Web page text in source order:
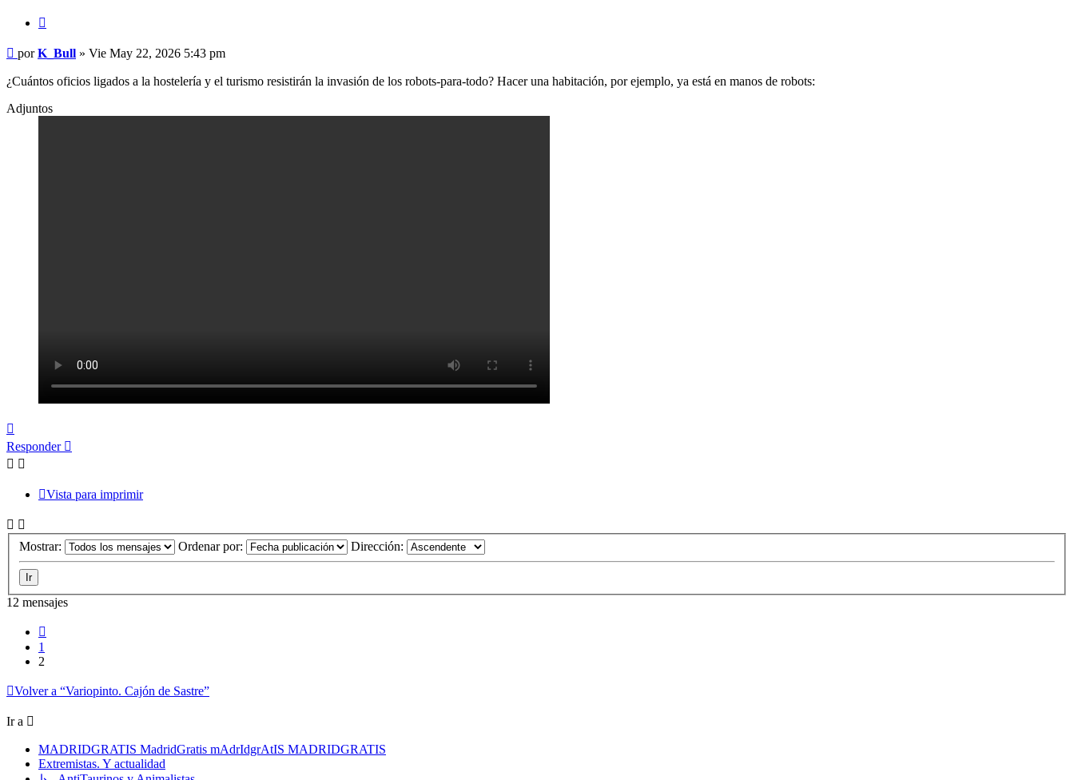
Mensaje
porK_Bull » Vie May 22, 2026 5:43 pm
¿Cuántos oficios ligados a la hostelería y el turismo resistirán la invasión de los robots-para-todo? Hacer una habitación, por ejemplo, ya está en manos de robots:
Adjuntos
Responder
Vista para imprimir
Mostrar: Ordenar por: Dirección:
12 mensajes
1
2
Volver a “Variopinto. Cajón de Sastre”
Ir a
MADRIDGRATIS MadridGratis mAdrIdgrAtIS MADRIDGRATIS
Extremistas. Y actualidad